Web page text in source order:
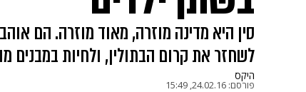
סין היא מדינה מוזרה, מאוד מוזרה. הם
לשחזר את קרום הבתולין, ולחיות במבנים
היקס
פורסם: 24.02.16, 15:49